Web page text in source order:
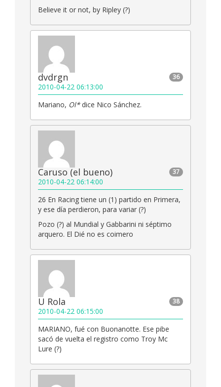
Believe it or not, by Ripley (?)
36
dvdrgn
2010-04-22 06:13:00
Mariano, Ol*dice Nico Sánchez.
37
Caruso (el bueno)
2010-04-22 06:14:00
26 En Racing tiene un (1) partido en Primera,
y ese día perdieron, para variar (?)
Pozo (?) al Mundial y Gabbarini ni séptimo
arquero. El Dié no es coimero
38
U Rola
2010-04-22 06:15:00
MARIANO, fué con Buonanotte. Ese pibe
sacó de vuelta el registro como Troy Mc
Lure (?)